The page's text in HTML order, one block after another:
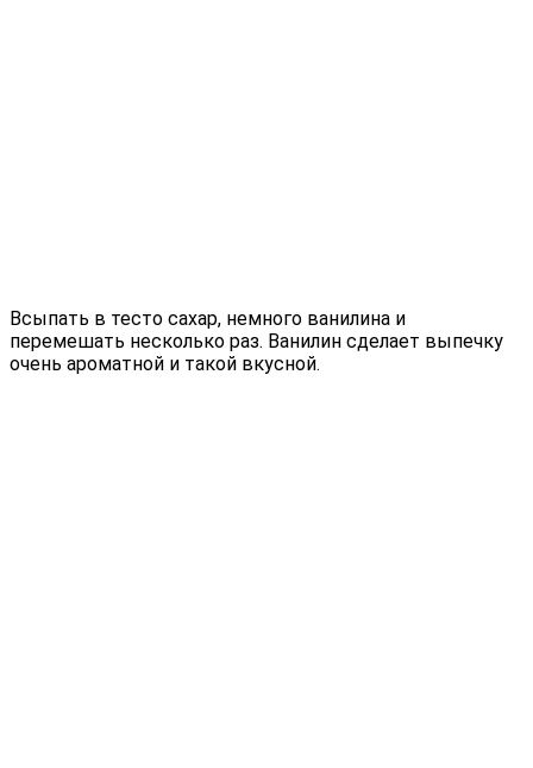
Всыпать в тесто сахар, немного ванилина и
перемешать несколько раз. Ванилин сделает выпечку
очень ароматной и такой вкусной.